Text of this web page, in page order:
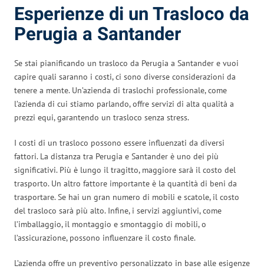
Esperienze di un Trasloco da
Perugia a Santander
Se stai pianificando un trasloco da Perugia a Santander e vuoi
capire quali saranno i costi, ci sono diverse considerazioni da
tenere a mente. Un’azienda di traslochi professionale, come
l’azienda di cui stiamo parlando, offre servizi di alta qualità a
prezzi equi, garantendo un trasloco senza stress.
I costi di un trasloco possono essere influenzati da diversi
fattori. La distanza tra Perugia e Santander è uno dei più
significativi. Più è lungo il tragitto, maggiore sarà il costo del
trasporto. Un altro fattore importante è la quantità di beni da
trasportare. Se hai un gran numero di mobili e scatole, il costo
del trasloco sarà più alto. Infine, i servizi aggiuntivi, come
l’imballaggio, il montaggio e smontaggio di mobili, o
l’assicurazione, possono influenzare il costo finale.
L’azienda offre un preventivo personalizzato in base alle esigenze